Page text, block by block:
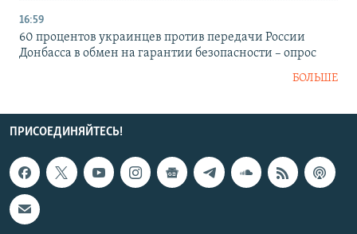
16:59
60 процентов украинцев против передачи России
Донбасса в обмен на гарантии безопасности – опрос
БОЛЬШЕ
ПРИСОЕДИНЯЙТЕСЬ!